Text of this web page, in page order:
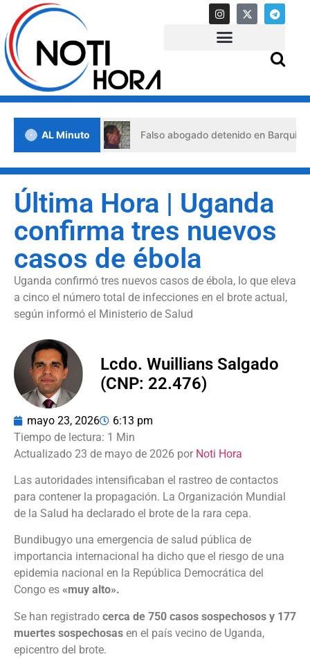
AL Minuto
de crisis Falso abogado detenido en Barquisimeto:
Última Hora | Uganda
confirma tres nuevos
casos de ébola
Uganda confirmó tres nuevos casos de ébola, lo que eleva
a cinco el número total de infecciones en el brote actual,
según informó el Ministerio de Salud
Lcdo. Wuillians Salgado
(CNP: 22.476)
mayo 23, 2026 6:13 pm
Actualizado 23 de mayo de 2026 por Noti Hora
Las autoridades intensificaban el rastreo de contactos
para contener la propagación. La Organización Mundial
de la Salud ha declarado el brote de la rara cepa.
Bundibugyo una emergencia de salud pública de
importancia internacional ha dicho que el riesgo de una
epidemia nacional en la República Democrática del
Congo es «muy alto».
Se han registrado cerca de 750 casos sospechosos y 177
muertes sospechosas en el país vecino de Uganda,
epicentro del brote.